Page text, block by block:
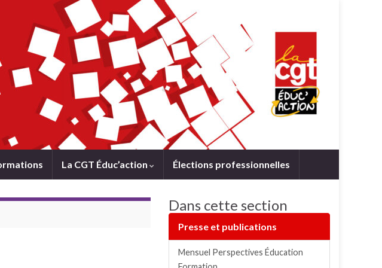
La CGT Éduc’action Élections professionnelles
Dans cette section
Presse et publications
Mensuel Perspectives Éducation